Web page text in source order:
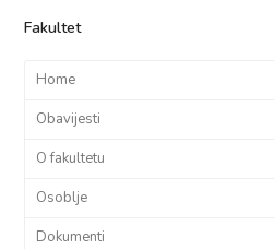
Fakultet
Home
Obavijesti
O fakultetu
Osoblje
Dokumenti